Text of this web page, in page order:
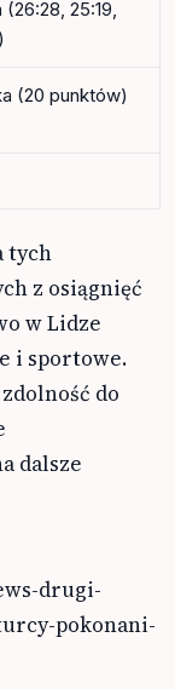
25:19,
(20 punktów)
tych
z osiągnięć
w Lidze
i sportowe.
do
dalsze
drugi-
pokonani-